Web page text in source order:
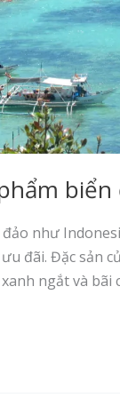
như
đãi. Đặc sản
ngắt và